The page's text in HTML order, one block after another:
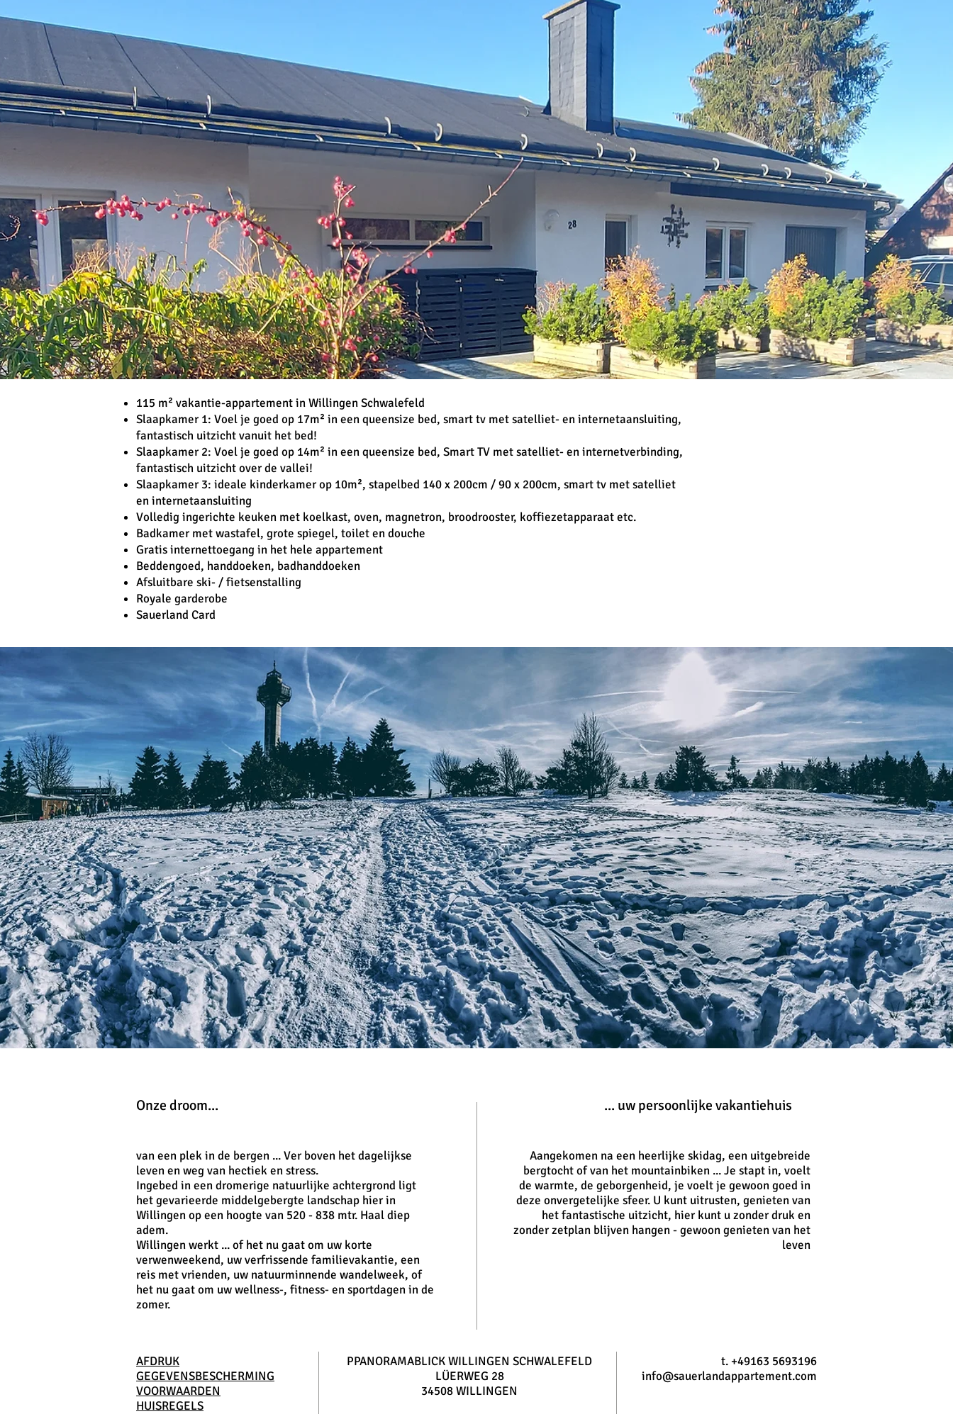
115 m² vakantie-appartement in Willingen Schwalefeld
Slaapkamer 1: Voel je goed op 17m² in een queensize bed, smart tv met satelliet- en internetaansluiting,
fantastisch uitzicht vanuit het bed!
Slaapkamer 2: Voel je goed op 14m² in een queensize bed, Smart TV met satelliet- en internetverbinding,
fantastisch uitzicht over de vallei!
Slaapkamer 3: ideale kinderkamer op 10m², stapelbed 140 x 200cm / 90 x 200cm, smart tv met satelliet
en internetaansluiting
Volledig ingerichte keuken met koelkast, oven, magnetron, broodrooster, koffiezetapparaat etc.
Badkamer met wastafel, grote spiegel, toilet en douche
Gratis internettoegang in het hele appartement
Beddengoed, handdoeken, badhanddoeken
Afsluitbare ski- / fietsenstalling
Royale garderobe
Sauerland Card
Onze droom... ... uw persoonlijke vakantiehuis
van een plek in de bergen ... Ver boven het dagelijkse
leven en weg van hectiek en stress.
Ingebed in een dromerige natuurlijke achtergrond ligt
het gevarieerde middelgebergte landschap hier in
Willingen op een hoogte van 520 - 838 mtr. Haal diep
adem.
Willingen werkt ... of het nu gaat om uw korte
verwenweekend, uw verfrissende familievakantie, een
reis met vrienden, uw natuurminnende wandelweek, of
het nu gaat om uw wellness-, fitness- en sportdagen in de
zomer.
Aangekomen na een heerlijke skidag, een uitgebreide
bergtocht of van het mountainbiken ... Je stapt in, voelt
de warmte, de geborgenheid, je voelt je gewoon goed in
deze onvergetelijke sfeer. U kunt uitrusten, genieten van
het fantastische uitzicht, hier kunt u zonder druk en
zonder zetplan blijven hangen - gewoon genieten van het
leven
AFDRUK
GEGEVENSBESCHERMING
VOORWAARDEN
HUISREGELS
PPANORAMABLICK WILLINGEN SCHWALEFELD
LÜERWEG 28
34508 WILLINGEN
t. +49163 5693196
info@sauerlandappartement.com